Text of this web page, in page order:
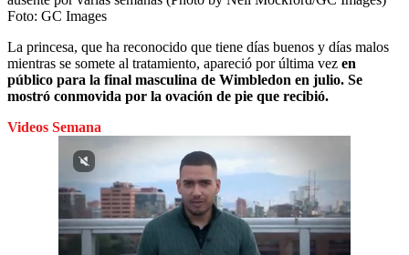
Foto: GC Images
La princesa, que ha reconocido que tiene días buenos y días malos
mientras se somete al tratamiento, apareció por última vez en
público para la final masculina de Wimbledon en julio. Se
mostró conmovida por la ovación de pie que recibió.
Videos Semana